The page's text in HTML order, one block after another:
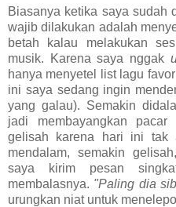
Biasanya ketika saya sudah
wajib dilakukan adalah
betah kalau melakukan
musik. Karena saya nggak
hanya menyetel list lagu
ini saya sedang ingin
yang galau). Semakin
jadi membayangkan
gelisah karena hari ini tak
mendalam, semakin
saya kirim pesan
membalasnya. "Paling dia
urungkan niat untuk